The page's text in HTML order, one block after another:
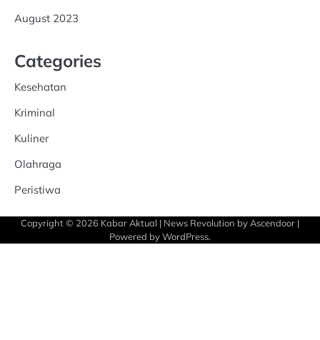
August 2023
Categories
Kesehatan
Kriminal
Kuliner
Olahraga
Peristiwa
Copyright © 2026 Kabar Aktual | News Revolution by Ascendoor |
Powered byWordPress.